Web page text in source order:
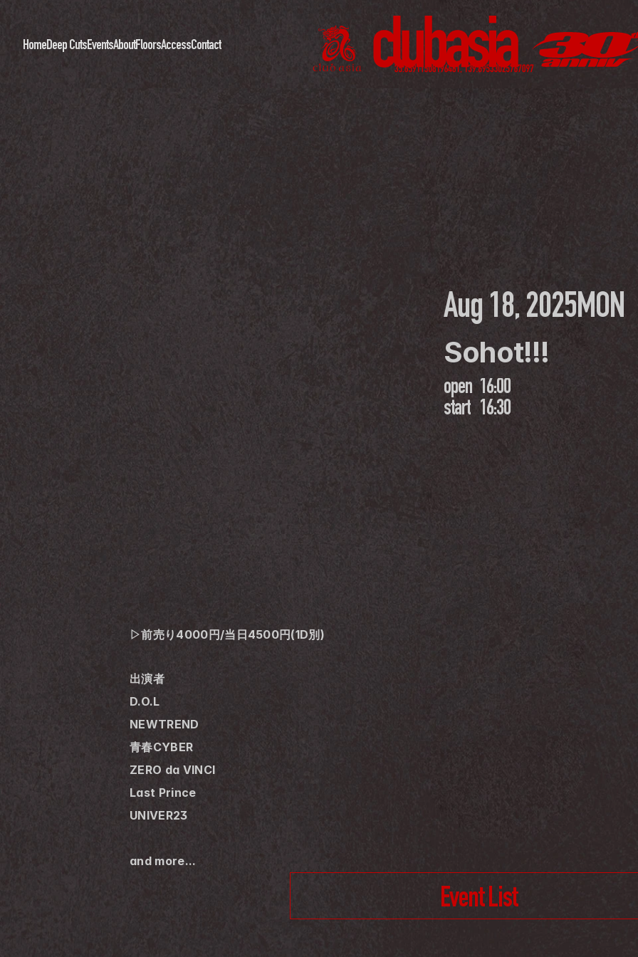
HomeDeep CutsEventsAboutFloorsAccessContact
Aug 18, 2025MON
Sohot!!!
open 16:00
start 16:30
▷前売り4000円/当日4500円(1D別)
出演者
D.O.L
NEWTREND
青春CYBER
ZERO da VINCI
Last Prince
UNIVER23
and more...
Event List